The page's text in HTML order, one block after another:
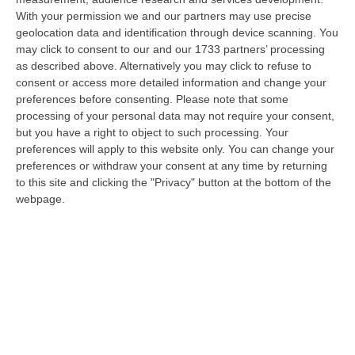
With your permission we and our partners may use precise
geolocation data and identification through device scanning. You
may click to consent to our and our 1733 partners’ processing
as described above. Alternatively you may click to refuse to
consent or access more detailed information and change your
preferences before consenting. Please note that some
processing of your personal data may not require your consent,
but you have a right to object to such processing. Your
preferences will apply to this website only. You can change your
preferences or withdraw your consent at any time by returning
to this site and clicking the "Privacy" button at the bottom of the
webpage.
Razionalizzazione Della Spesa Sanitaria E Acquisti Sotto Controllo.
La Strategia “anti-Sprechi” Della Regione
“CATANZARO La razionalizzazione della spesa sanitaria passa dalla
centralizzazione degli acquisti. È una delle direttrici individuate dalla…
09 Agosto, 14:37
Un’altra Tragedia Sulle Strade Vibonesi, Incidente Tra Zambrone E
Briatico: Muore Una Donna, Diversi Feriti
“VIBO VALENTIA Ancora sangue sulle strade vibonesi. Questa mattina un
altro tragico incidente è avvenuto sulla ex statale 522 tra Zambrone e…
09 Agosto, 13:34